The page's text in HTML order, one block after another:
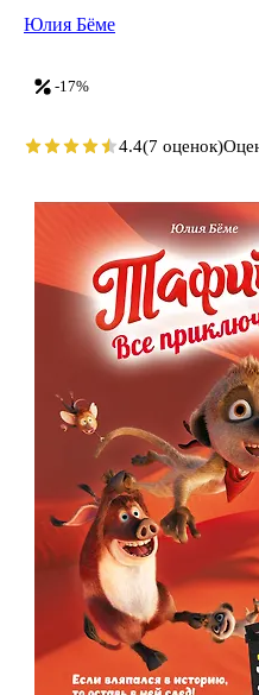
-17%
Юлия Бёме
4.4(7 оценок)